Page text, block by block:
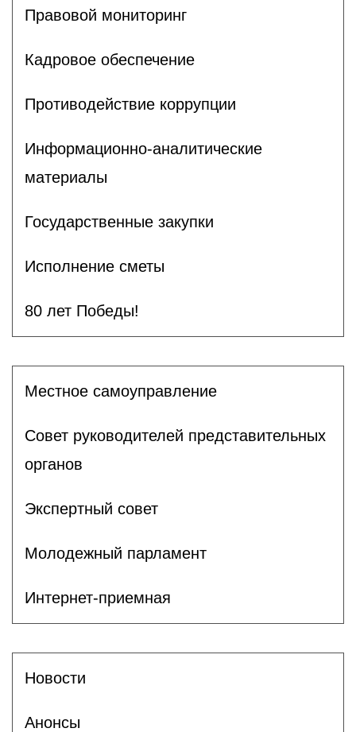
Правовой мониторинг
Кадровое обеспечение
Противодействие коррупции
Информационно-аналитические
материалы
Государственные закупки
Исполнение сметы
80 лет Победы!
Местное самоуправление
Совет руководителей представительных
органов
Экспертный совет
Молодежный парламент
Интернет-приемная
Новости
Анонсы